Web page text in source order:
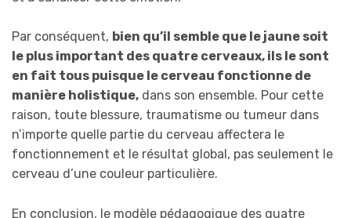
Par conséquent, bien qu’il semble que le jaune soit
le plus important des quatre cerveaux, ils le sont
en fait tous puisque le cerveau fonctionne de
manière holistique, dans son ensemble. Pour cette
raison, toute blessure, traumatisme ou tumeur dans
n’importe quelle partie du cerveau affectera le
fonctionnement et le résultat global, pas seulement le
cerveau d’une couleur particulière.
En conclusion, le modèle pédagogique des quatre